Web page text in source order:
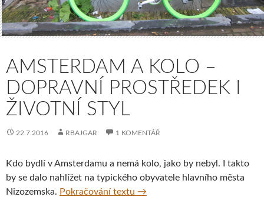
AMSTERDAM A KOLO –
DOPRAVNÍ PROSTŘEDEK I
ŽIVOTNÍ STYL
22.7.2016 RBAJGAR 1 KOMENTÁŘ
Kdo bydlí v Amsterdamu a nemá kolo, jako by nebyl. I takto
by se dalo nahlížet na typického obyvatele hlavního města
Nizozemska. Pokračování textu Amsterdam a kolo – dopravní
→